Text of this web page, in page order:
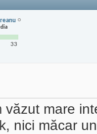
33
văzut mare
nici măcar